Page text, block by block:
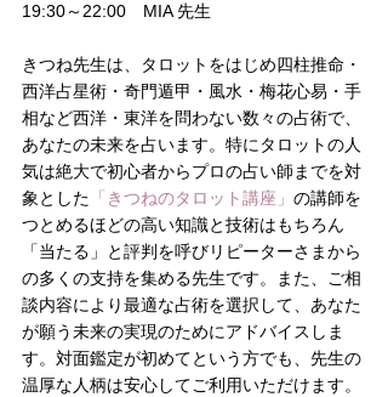
19:30～22:00　MIA 先生
きつね先生は、タロットをはじめ四柱推命・
西洋占星術・奇門遁甲・風水・梅花心易・手
相など西洋・東洋を問わない数々の占術で、
あなたの未来を占います。特にタロットの人
気は絶大で初心者からプロの占い師までを対
象とした 「きつねのタロット講座」 の講師を
つとめるほどの高い知識と技術はもちろん
「当たる」と評判を呼びリピーターさまから
の多くの支持を集める先生です。また、ご相
談内容により最適な占術を選択して、あなた
が願う未来の実現のためにアドバイスしま
す。対面鑑定が初めてという方でも、先生の
温厚な人柄は安心してご利用いただけます。